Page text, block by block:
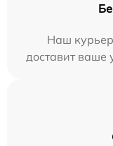
Наш курьер
доставит ваше